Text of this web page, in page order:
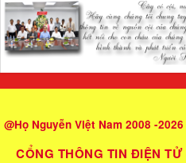
@Họ Nguyễn Việt Nam 2008 -2026
CỔNG THÔNG TIN ĐIỆN